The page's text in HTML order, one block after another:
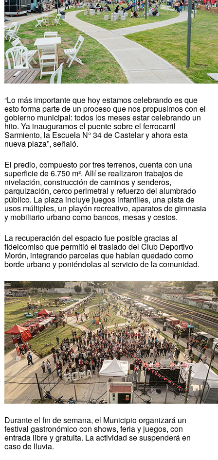
“Lo más importante que hoy estamos celebrando es que
esto forma parte de un proceso que nos propusimos con el
gobierno municipal: todos los meses estar celebrando un
hito. Ya inauguramos el puente sobre el ferrocarril
Sarmiento, la Escuela N° 34 de Castelar y ahora esta
nueva plaza”, señaló.
El predio, compuesto por tres terrenos, cuenta con una
superficie de 6.750 m². Allí se realizaron trabajos de
nivelación, construcción de caminos y senderos,
parquización, cerco perimetral y refuerzo del alumbrado
público. La plaza incluye juegos infantiles, una pista de
usos múltiples, un playón recreativo, aparatos de gimnasia
y mobiliario urbano como bancos, mesas y cestos.
La recuperación del espacio fue posible gracias al
fideicomiso que permitió el traslado del Club Deportivo
Morón, integrando parcelas que habían quedado como
borde urbano y poniéndolas al servicio de la comunidad.
Durante el fin de semana, el Municipio organizará un
festival gastronómico con shows, feria y juegos, con
entrada libre y gratuita. La actividad se suspenderá en
caso de lluvia.